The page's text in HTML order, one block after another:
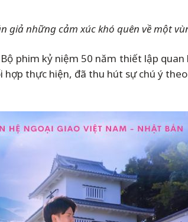
giả những cảm xúc khó quên về một
phim kỷ niệm 50 năm thiết lập
thực hiện, đã thu hút sự chú ý